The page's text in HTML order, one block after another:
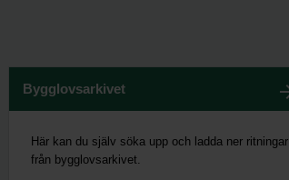
Bygglovsarkivet
Här kan du själv söka upp och ladda ner ritningar
från bygglovsarkivet.